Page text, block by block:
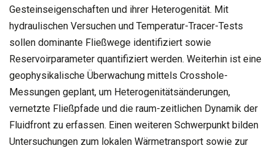
Gesteinseigenschaften und ihrer Heterogenität. Mit
hydraulischen Versuchen und Temperatur-Tracer-Tests
sollen dominante Fließwege identifiziert sowie
Reservoirparameter quantifiziert werden. Weiterhin ist eine
geophysikalische Überwachung mittels Crosshole-
Messungen geplant, um Heterogenitätsänderungen,
vernetzte Fließpfade und die raum-zeitlichen Dynamik der
Fluidfront zu erfassen. Einen weiteren Schwerpunkt bilden
Untersuchungen zum lokalen Wärmetransport sowie zur